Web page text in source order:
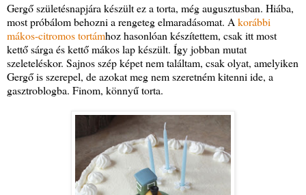
Gergő születésnapjára készült ez a torta, még augusztusban. Hiába,
most próbálom behozni a rengeteg elmaradásomat. Akorábbi
mákos-citromos tortámhoz hasonlóan készítettem, csak itt most
kettő sárga és kettő mákos lap készült. Így jobban mutat
szeleteléskor. Sajnos szép képet nem találtam, csak olyat, amelyiken
Gergő is szerepel, de azokat meg nem szeretném kitenni ide, a
gasztroblogba. Finom, könnyű torta.